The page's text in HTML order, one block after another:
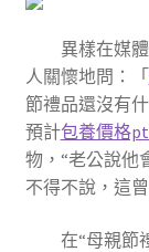
異樣在媒體
人關懷地問：「
節禮品還沒有
預計包養價格
物，“老公說他
不得不說，這
在“母親節禮